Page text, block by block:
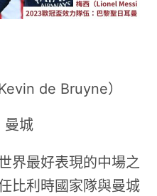
de Bruyne）
曼城
界最好表現的中場之
比利時國家隊與曼城